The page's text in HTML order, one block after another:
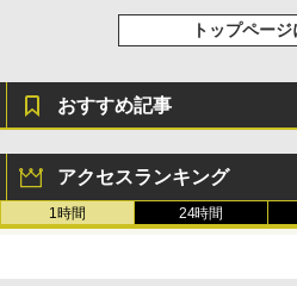
Windows版 |
ンコード版
￥3,600
FM TOWNS
ードウェア
売)
New
レージ、ノ
整、色調調節
き、グラファ
トップペー
おすすめ記事
アクセスランキング
1時間 24時間